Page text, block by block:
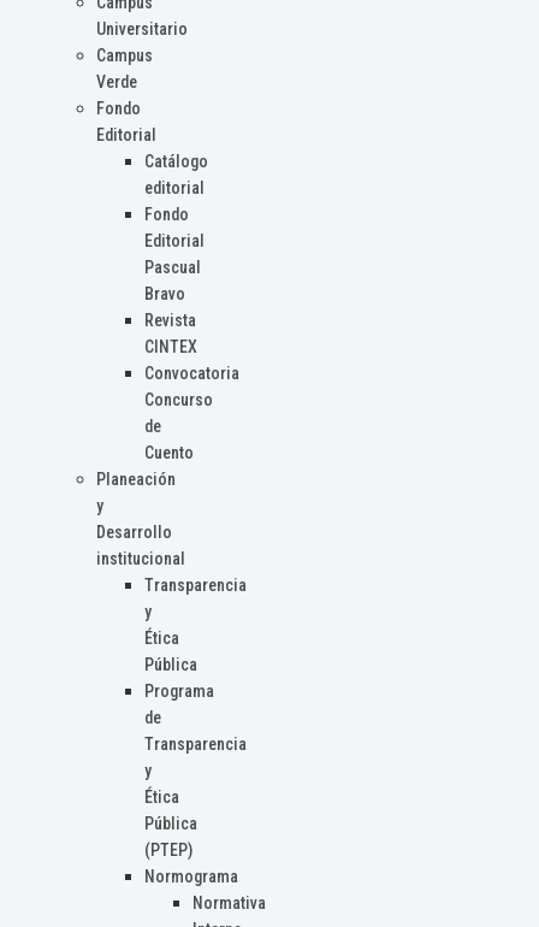
Universitario
Campus
Verde
Fondo
Editorial
Catálogo
editorial
Fondo
Editorial
Pascual
Bravo
Revista
CINTEX
Convocatoria
Concurso
de
Cuento
Planeación
y
Desarrollo
institucional
Transparencia
y
Ética
Pública
Programa
de
Transparencia
y
Ética
Pública
(PTEP)
Normograma
Normativa